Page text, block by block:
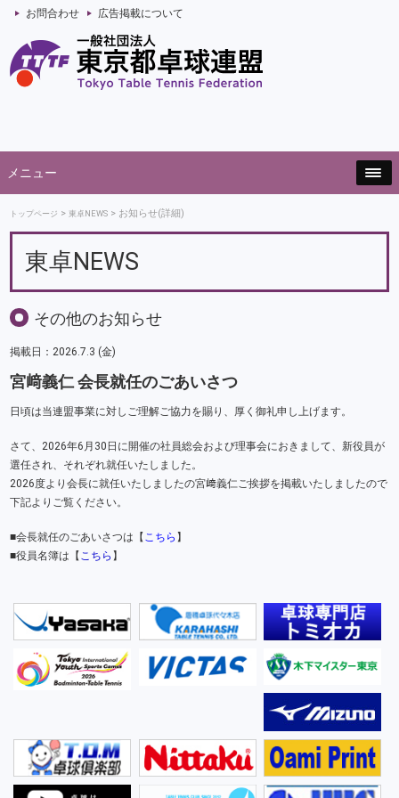
お問合わせ 広告掲載について
メニュー
トップページ 東卓NEWS お知らせ(詳細)
東卓NEWS
その他のお知らせ
掲載日：2026.7.3 (金)
宮﨑義仁 会長就任のごあいさつ
日頃は当連盟事業に対しご理解ご協力を賜り、厚く御礼申し上げます。
さて、2026年6月30日に開催の社員総会および理事会におきまして、新役員が
選任され、それぞれ就任いたしました。
2026度より会長に就任いたしましたの宮﨑義仁ご挨拶を掲載いたしましたので
下記よりご覧ください。
■会長就任のごあいさつは【 こちら 】
■役員名簿は【 こちら 】